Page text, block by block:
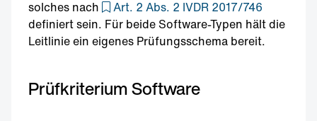
solches nach
Art. 2 Abs. 2 IVDR 2017/746
definiert sein. Für beide Software-Typen hält die
Leitlinie ein eigenes Prüfungsschema bereit.
Prüfkriterium Software